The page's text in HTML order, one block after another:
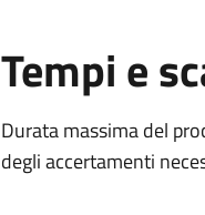
Tempi e
Durata massima del
degli accertamenti